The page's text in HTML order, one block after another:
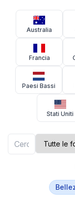
Australia
Francia
Paesi Bassi
Stati Uniti